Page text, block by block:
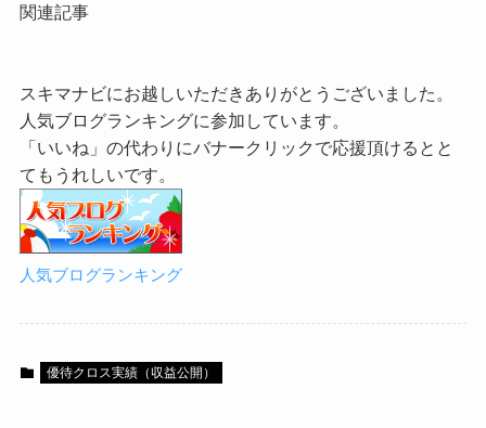
関連記事
スキマナビにお越しいただきありがとうございました。
人気ブログランキングに参加しています。
「いいね」の代わりにバナークリックで応援頂けるとと
てもうれしいです。
人気ブログランキング
優待クロス実績（収益公開）